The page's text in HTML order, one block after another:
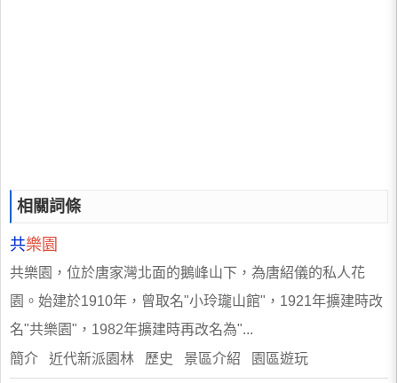
相關詞條
共樂園
共樂園，位於唐家灣北面的鵝峰山下，為唐紹儀的私人花
園。始建於1910年，曾取名"小玲瓏山館"，1921年擴建時改
名"共樂園"，1982年擴建時再改名為"...
簡介 近代新派園林 歷史 景區介紹 園區遊玩